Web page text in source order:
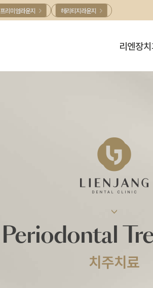
프리미엄라운지 헤리티지라운지
리엔장
CelebShot
둘러보기
진료안내 /
Periodontal
치주치료